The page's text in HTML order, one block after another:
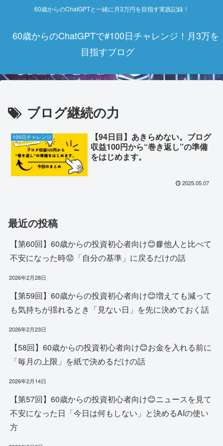
60歳からのChatGPTと一緒に月3万円を目指す実践記録！
60歳からのChatGPTで#100日チャレンジ！月3万を
目指すブログ
ブログ継続の力
100日チャレンジ
【94日目】あきらめない。ブログ
収益100円から“巻き返し”の準備
をはじめます。
2025.05.07
最近の投稿
【第60回】60歳からの投資初心者向け😊📘他人と比べて
不安になった時😟「自分の基準」に戻るだけの話
2026年2月28日
【第59回】60歳からの投資初心者向け😊増えても減って
も気持ちが揺れるとき「見ない日」を先に決めておく話
2026年2月23日
【58回】60歳からの投資初心者向け😊お金を入れる前に
「毎月の上限」を紙で決めるだけの話
2026年2月14日
【第57回】60歳からの投資初心者向け😊ニュースを見て
不安になった日「今日は何もしない」と決めるAIの使い
方